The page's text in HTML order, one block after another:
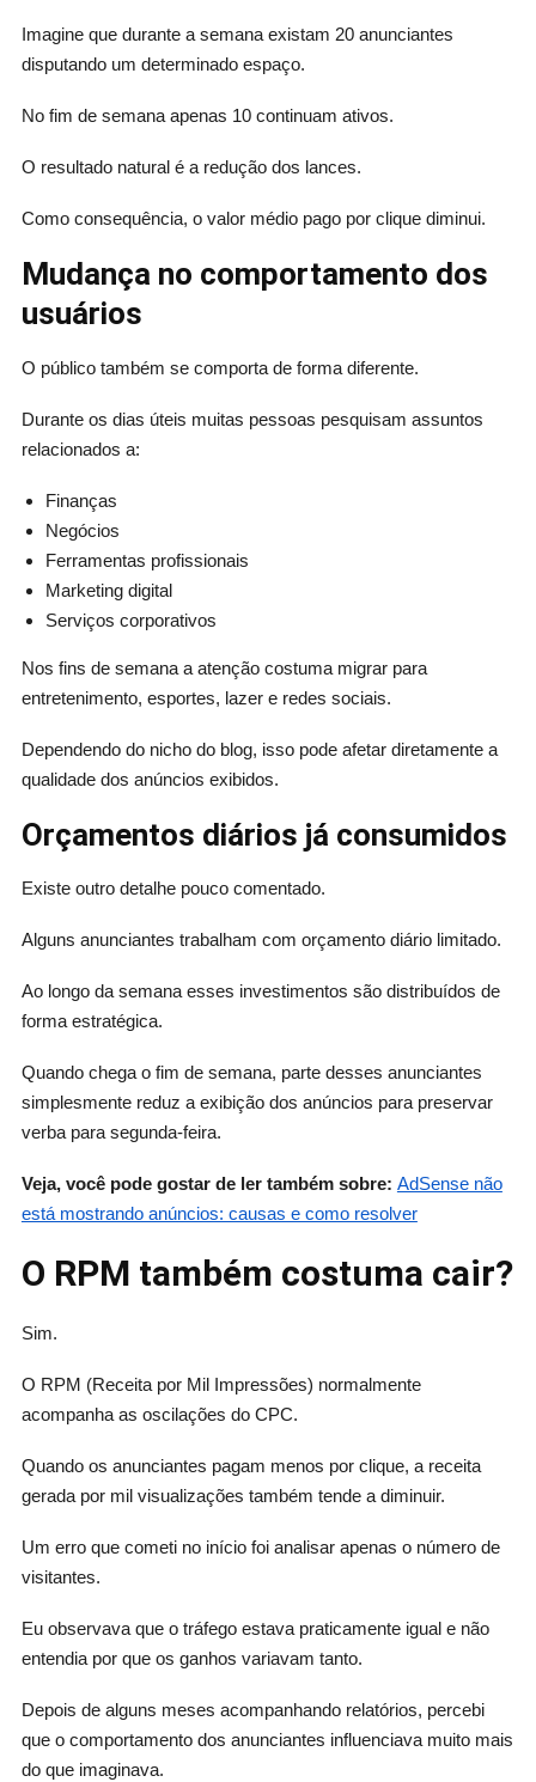
Imagine que durante a semana existam 20 anunciantes
disputando um determinado espaço.
No fim de semana apenas 10 continuam ativos.
O resultado natural é a redução dos lances.
Como consequência, o valor médio pago por clique diminui.
Mudança no comportamento dos
usuários
O público também se comporta de forma diferente.
Durante os dias úteis muitas pessoas pesquisam assuntos
relacionados a:
Finanças
Negócios
Ferramentas profissionais
Marketing digital
Serviços corporativos
Nos fins de semana a atenção costuma migrar para
entretenimento, esportes, lazer e redes sociais.
Dependendo do nicho do blog, isso pode afetar diretamente a
qualidade dos anúncios exibidos.
Orçamentos diários já consumidos
Existe outro detalhe pouco comentado.
Alguns anunciantes trabalham com orçamento diário limitado.
Ao longo da semana esses investimentos são distribuídos de
forma estratégica.
Quando chega o fim de semana, parte desses anunciantes
simplesmente reduz a exibição dos anúncios para preservar
verba para segunda-feira.
Veja, você pode gostar de ler também sobre: AdSense não
está mostrando anúncios: causas e como resolver
O RPM também costuma cair?
Sim.
O RPM (Receita por Mil Impressões) normalmente
acompanha as oscilações do CPC.
Quando os anunciantes pagam menos por clique, a receita
gerada por mil visualizações também tende a diminuir.
Um erro que cometi no início foi analisar apenas o número de
visitantes.
Eu observava que o tráfego estava praticamente igual e não
entendia por que os ganhos variavam tanto.
Depois de alguns meses acompanhando relatórios, percebi
que o comportamento dos anunciantes influenciava muito mais
do que imaginava.